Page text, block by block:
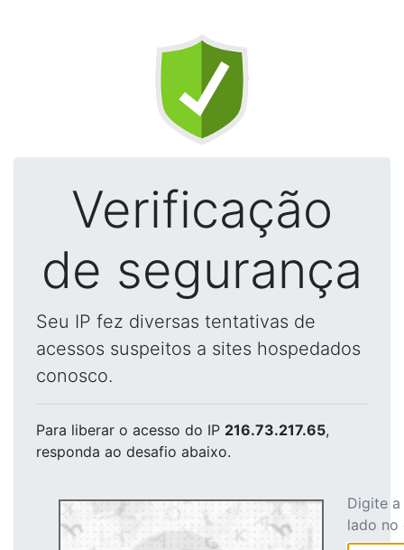
Verificação
de segurança
Seu IP fez diversas tentativas de
acessos suspeitos a sites hospedados
conosco.
Para liberar o acesso do IP 216.73.217.65,
responda ao desafio abaixo.
Digite
lado no